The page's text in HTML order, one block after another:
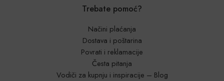
Trebate pomoć?
Načini plaćanja
Dostava i poštarina
Povrati i reklamacije
Česta pitanja
Vodiči za kupnju i inspiracije – Blog